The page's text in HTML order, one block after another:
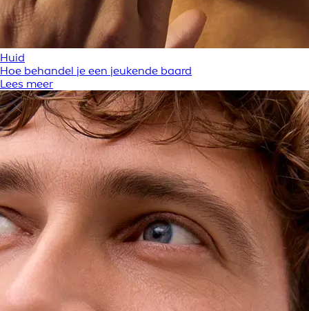
Huid
Hoe behandel je een jeukende baard
Lees meer